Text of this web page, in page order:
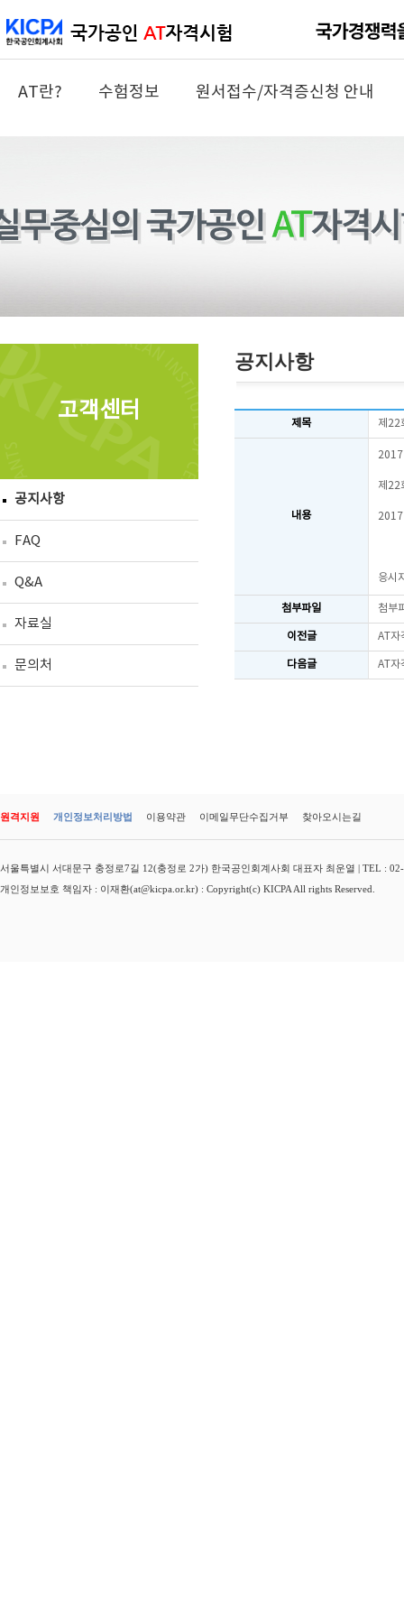
AT란? 수험정보 원서접수/자격증신청 안내
고객센터
공지사항
FAQ
Q&A
자료실
문의처
공지사항
제목 제22
내용
2017
제22
2017
응시
첨부파일 첨부
이전글 AT자
다음글 AT자
원격지원 개인정보처리방법 이용약관 이메일무단수집거부 찾아오시는길
서울특별시 서대문구 충정로7길 12(충정로 2가) 한국공인회계사회 대표자 최운열 | TEL :
개인정보보호 책임자 : 이재환(at@kicpa.or.kr) : Copyright(c) KICPA All rights Reserved.